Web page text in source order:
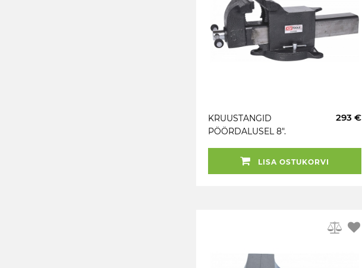
KRUUSTANGID
PÖÖRDALUSEL 8".
293 €
LISA OSTUKORVI